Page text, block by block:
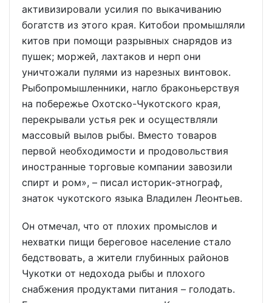
активизировали усилия по выкачиванию
богатств из этого края. Китобои промышляли
китов при помощи разрывных снарядов из
пушек; моржей, лахтаков и нерп они
уничтожали пулями из нарезных винтовок.
Рыбопромышленники, нагло браконьерствуя
на побережье Охотско-Чукотского края,
перекрывали устья рек и осуществляли
массовый вылов рыбы. Вместо товаров
первой необходимости и продовольствия
иностранные торговые компании завозили
спирт и ром», – писал историк-этнограф,
знаток чукотского языка Владилен Леонтьев.
Он отмечал, что от плохих промыслов и
нехватки пищи береговое население стало
бедствовать, а жители глубинных районов
Чукотки от недохода рыбы и плохого
снабжения продуктами питания – голодать.